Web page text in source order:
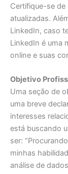
Certifique-se
atualizadas.
LinkedIn, caso
LinkedIn é uma
online e suas
Objetivo
Uma seção de
uma breve
interesses
está buscando
ser:
minhas
análise de